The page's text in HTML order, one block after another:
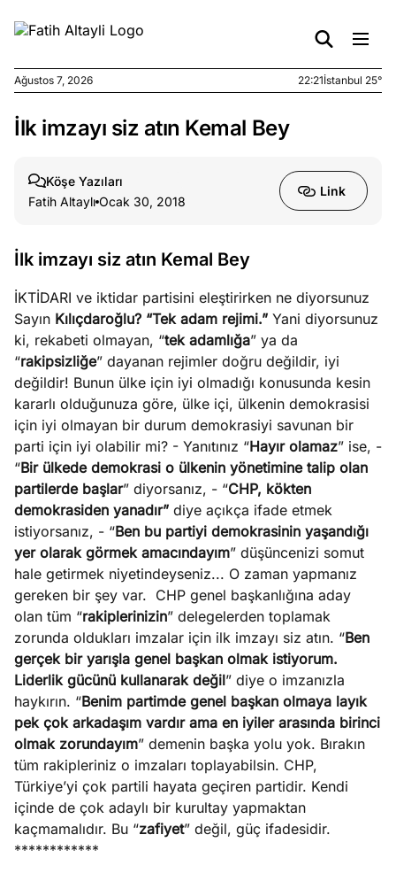
Ağustos
kirli
6, 2026
yasalar
Ağustos
5, 2026
stok
caiz
Köşe
Yazıları
Spor
Yazıları
Ağustos 7, 2026 22:21İstanbul 25°
İlk imzayı siz atın Kemal Bey
Köşe Yazıları
Fatih Altaylı Ocak 30, 2018
Link
İlk imzayı siz atın Kemal Bey
İKTİDARI ve iktidar partisini eleştirirken ne diyorsunuz
Sayın Kılıçdaroğlu? “Tek adam rejimi.” Yani diyorsunuz
ki, rekabeti olmayan, “tek adamlığa” ya da
“rakipsizliğe” dayanan rejimler doğru değildir, iyi
değildir! Bunun ülke için iyi olmadığı konusunda kesin
kararlı olduğunuza göre, ülke içi, ülkenin demokrasisi
için iyi olmayan bir durum demokrasiyi savunan bir
parti için iyi olabilir mi? - Yanıtınız “Hayır olamaz” ise, -
“Bir ülkede demokrasi o ülkenin yönetimine talip olan
partilerde başlar” diyorsanız, - “CHP, kökten
demokrasiden yanadır” diye açıkça ifade etmek
istiyorsanız, - “Ben bu partiyi demokrasinin yaşandığı
yer olarak görmek amacındayım” düşüncenizi somut
hale getirmek niyetindeyseniz... O zaman yapmanız
gereken bir şey var. CHP genel başkanlığına aday
olan tüm “rakiplerinizin” delegelerden toplamak
zorunda oldukları imzalar için ilk imzayı siz atın. “Ben
gerçek bir yarışla genel başkan olmak istiyorum.
Liderlik gücünü kullanarak değil” diye o imzanızla
haykırın. “Benim partimde genel başkan olmaya layık
pek çok arkadaşım vardır ama en iyiler arasında birinci
olmak zorundayım” demenin başka yolu yok. Bırakın
tüm rakipleriniz o imzaları toplayabilsin. CHP,
Türkiye’yi çok partili hayata geçiren partidir. Kendi
içinde de çok adaylı bir kurultay yapmaktan
kaçmamalıdır. Bu “zafiyet” değil, güç ifadesidir.
************